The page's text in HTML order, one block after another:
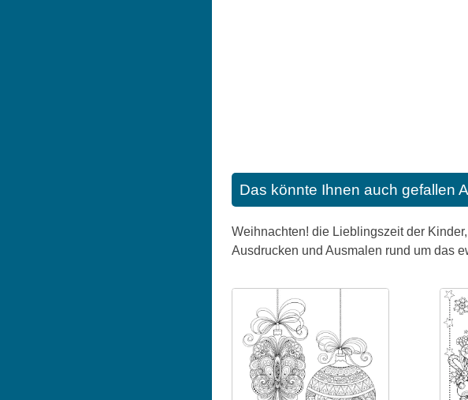
Das könnte Ihnen auch gefallen
Weihnachten! die Lieblingszeit der
Ausdrucken und Ausmalen rund um das